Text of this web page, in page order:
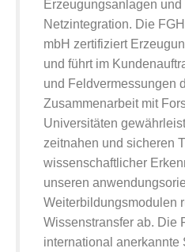
Erzeugungsanlagen
Netzintegration. Die
mbH zertifiziert
und führt im
und Feldvermessungen
Zusammenarbeit mit
Universitäten
zeitnahen und sicheren
wissenschaftlicher
unseren
Weiterbildungsmodulen
Wissenstransfer ab. Die
international anerkannte